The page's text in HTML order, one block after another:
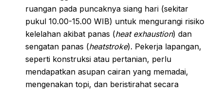
ruangan pada puncaknya siang hari (sekitar
pukul 10.00-15.00 WIB) untuk mengurangi risiko
kelelahan akibat panas (heat exhaustion) dan
sengatan panas (heatstroke). Pekerja lapangan,
seperti konstruksi atau pertanian, perlu
mendapatkan asupan cairan yang memadai,
mengenakan topi, dan beristirahat secara